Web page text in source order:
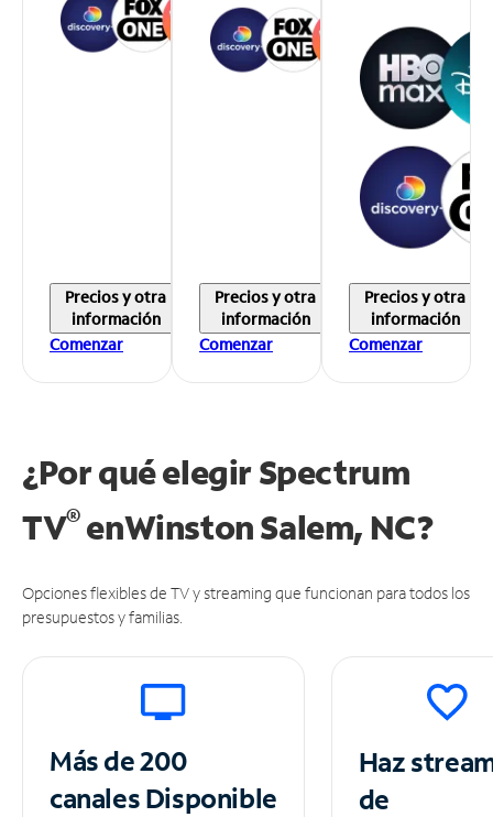
Precios y otra
información
Comenzar
Precios y otra
información
Comenzar
Precios y otra
información
Comenzar
¿Por qué elegir Spectrum
TV®enWinston Salem, NC?
Opciones flexibles de TV y streaming que funcionan para todos los
presupuestos y familias.
Más de 200
canalesDisponible
Haz
de